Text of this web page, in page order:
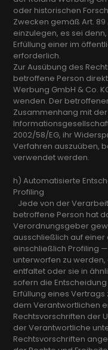
oder historischen
Zwecken gemäß Art. 89
einzulegen, es sei
Erfüllung einer im
erforderlich.
Zur Ausübung des
betroffene Person
Werbung GmbH & Co.
wenden. Der
Zusammenhang mit
2002/58/EG, ihr
Verfahren auszuüben,
verwendet werden.
h) Automatisierte
Profiling
Jede von der
betroffene Person hat
Verordnungsgeber
ausschließlich auf
einschließlich Profiling
unterworfen zu
entfaltet oder sie in
sofern die
Erfüllung eines
dem Verantwortlichen
Rechtsvorschriften der
der Verantwortliche
Rechtsvorschriften